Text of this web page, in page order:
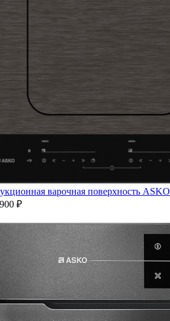
варочная поверхность
₽